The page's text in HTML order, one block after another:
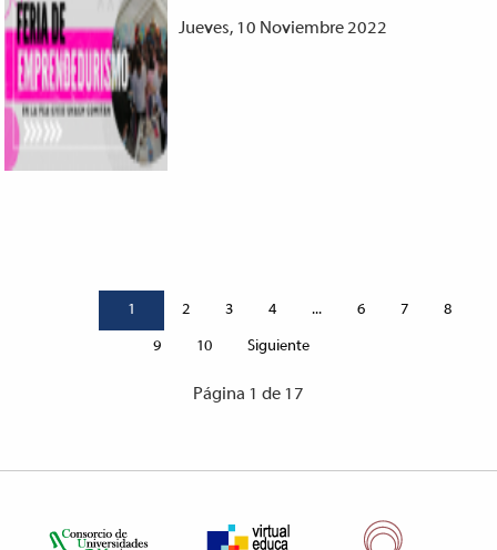
Jueves, 10 Noviembre 2022
1 2 3 4 ... 6 7 8
9 10 Siguiente
Página 1 de 17